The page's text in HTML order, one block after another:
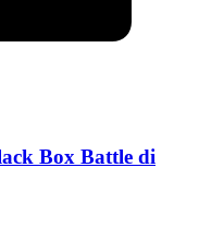
Box Battle di